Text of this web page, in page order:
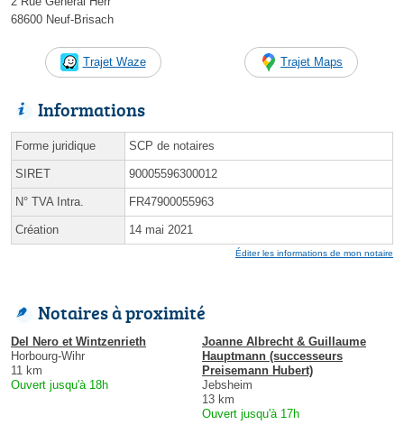
68600 Neuf-Brisach
Trajet Waze Trajet Maps
Informations
Forme juridique SCP de notaires
SIRET 90005596300012
N° TVA Intra. FR47900055963
Création 14 mai 2021
Éditer les informations de mon notaire
Notaires à proximité
Del Nero et Wintzenrieth
Horbourg-Wihr
11 km
Ouvert jusqu'à 18h
Joanne Albrecht & Guillaume
Hauptmann (successeurs
Preisemann Hubert)
Jebsheim
13 km
Ouvert jusqu'à 17h